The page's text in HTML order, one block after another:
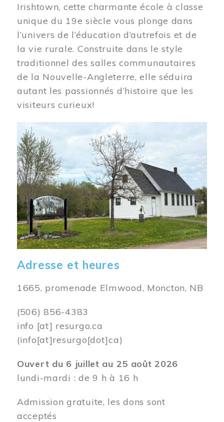
Irishtown, cette charmante école à classe
unique du 19e siècle vous plonge dans
l’univers de l’éducation d’autrefois et de
la vie rurale. Construite dans le style
traditionnel des salles communautaires
de la Nouvelle-Angleterre, elle séduira
autant les passionnés d’histoire que les
visiteurs curieux!
Image
Adresse et heures
1665, promenade Elmwood, Moncton, NB
(506) 856-4383
info [at] resurgo.ca
(info[at]resurgo[dot]ca)
Ouvert du 6 juillet au 25 août 2026
lundi-mardi : de 9 h à 16 h
Admission gratuite, les dons sont
acceptés